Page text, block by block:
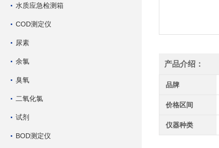
水质应急检测箱
COD测定仪
尿素
余氯
臭氧
二氧化氯
试剂
BOD测定仪
产品介绍：
品牌
价格区间
仪器种类